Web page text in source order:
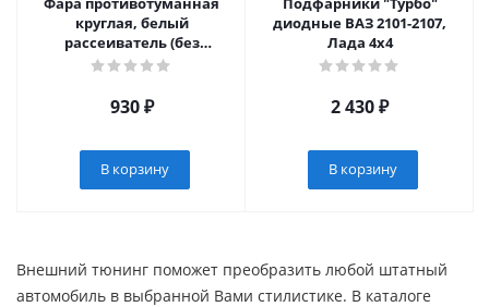
круглая, белый
рассеиватель (без
защитной крышки) 12V
2121
930₽
В корзину
диодные ВАЗ 2101-2107,
Лада 4х4
2 430₽
В корзину
Внешний тюнинг поможет преобразить любой штатный
автомобиль в выбранной Вами стилистике. В каталоге